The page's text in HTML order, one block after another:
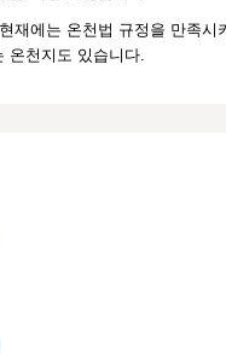
재에는 온천법 규정을 만족
온천지도 있습니다.